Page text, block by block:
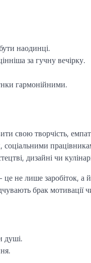
наодинці.
за гучну вечірку.
гармонійними.
свою творчість,
соціальними
дизайні чи
не лише заробіток, а
брак мотивації
душі.